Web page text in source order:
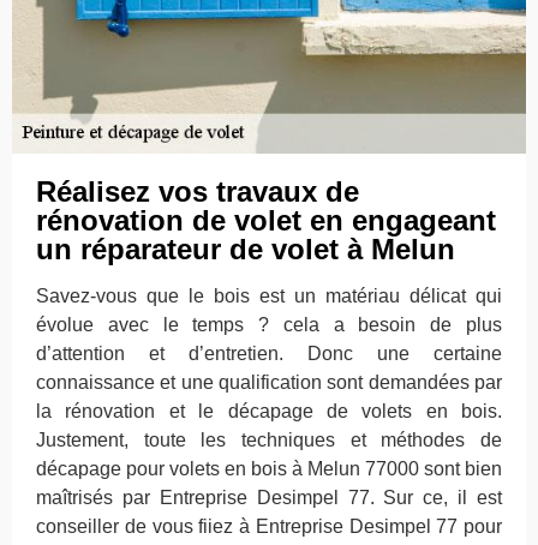
Réalisez vos travaux de
rénovation de volet en engageant
un réparateur de volet à Melun
Savez-vous que le bois est un matériau délicat qui
évolue avec le temps ? cela a besoin de plus
d’attention et d’entretien. Donc une certaine
connaissance et une qualification sont demandées par
la rénovation et le décapage de volets en bois.
Justement, toute les techniques et méthodes de
décapage pour volets en bois à Melun 77000 sont bien
maîtrisés par Entreprise Desimpel 77. Sur ce, il est
conseiller de vous fiiez à Entreprise Desimpel 77 pour